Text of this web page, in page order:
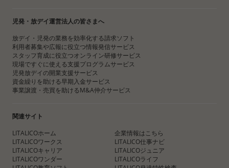
児発・放デイ運営法人の皆さまへ
放デイ・児発の業務を効率化する請求ソフト
利用者募集や広報に役立つ情報発信サービス
スタッフ育成に役立つオンライン研修サービス
現場ですぐに使える支援プログラムサービス
児発放デイの開業支援サービス
資金繰りを助ける早期入金サービス
事業譲渡・売買を助けるM&A仲介サービス
関連サイト
LITALICOホーム
LITALICOワークス
LITALICOキャリア
LITALICOワンダー
企業情報はこちら
LITALICO仕事ナビ
LITALICOジュニア
LITALICOライフ